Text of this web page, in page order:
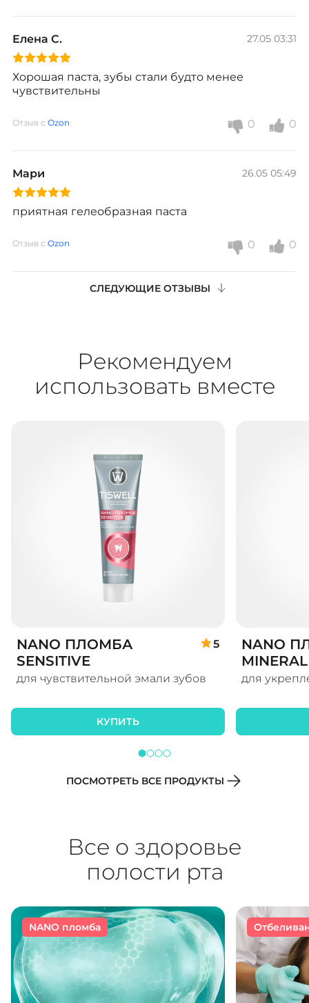
Елена С. 27.05 03:31
Хорошая паста, зубы стали будто менее
чувствительны
Отзыв с Ozon 0 0
Мари 26.05 05:49
приятная гелеобразная паста
Отзыв с Ozon 0 0
СЛЕДУЮЩИЕ ОТЗЫВЫ
Рекомендуем
использовать вместе
NANO ПЛОМБА
SENSITIVE
5
для чувствительной эмали зубов
КУПИТЬ
NANO
MINERAL
для
ПОСМОТРЕТЬ ВСЕ ПРОДУКТЫ
Все о здоровье
полости рта
NANO пломба